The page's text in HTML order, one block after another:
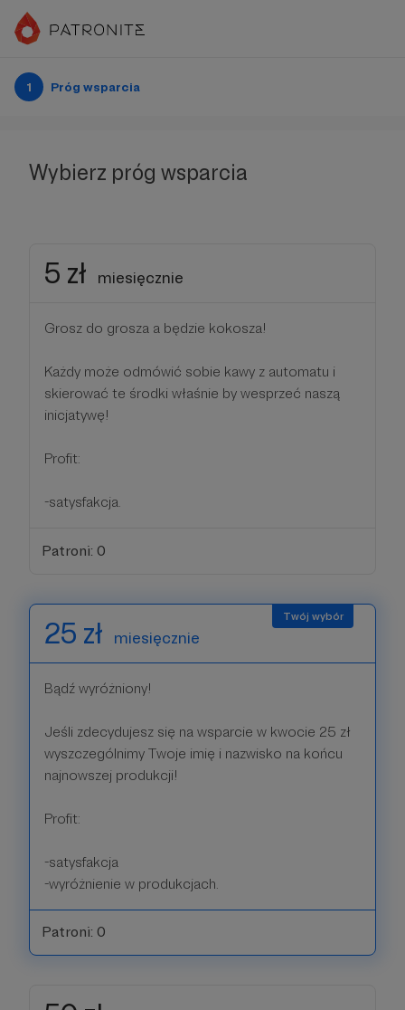
1 Próg wsparcia
Wybierz próg wsparcia
5 zł miesięcznie
Grosz do grosza a będzie kokosza!
Każdy może odmówić sobie kawy z automatu i
skierować te środki właśnie by wesprzeć naszą
inicjatywę!
Profit:
-satysfakcja.
Patroni: 0
25 zł miesięcznie
Bądź wyróżniony!
Jeśli zdecydujesz się na wsparcie w kwocie 25 zł
wyszczególnimy Twoje imię i nazwisko na końcu
najnowszej produkcji!
Profit:
-satysfakcja
-wyróżnienie w produkcjach.
Patroni: 0